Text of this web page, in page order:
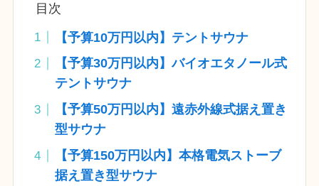
目次
【予算10万円以内】テントサウナ
【予算30万円以内】バイオエタノール式
テントサウナ
【予算50万円以内】遠赤外線式据え置き
型サウナ
【予算150万円以内】本格電気ストーブ
据え置き型サウナ